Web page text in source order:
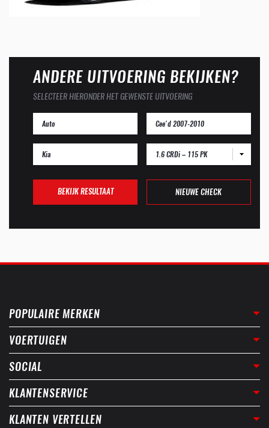
ANDERE UITVOERING BEKIJKEN?
SELECTEER HIERONDER HET GEWENSTE UITVOERING
1.6 CRDi – 115 PK
BEKIJK RESULTAAT NIEUWE CHECK
POPULAIRE MERKEN
VOERTUIGEN
SOCIAL
KLANTENSERVICE
KLANTEN VERTELLEN